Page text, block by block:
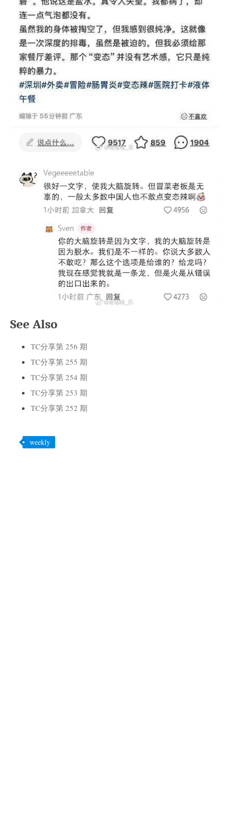
See Also
TC分享第 256 期
TC分享第 255 期
TC分享第 254 期
TC分享第 253 期
TC分享第 252 期
weekly